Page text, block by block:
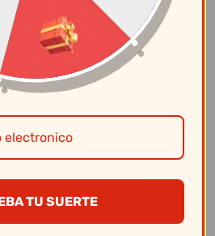
Te 242Cc Color Pluto
TU SUERTE